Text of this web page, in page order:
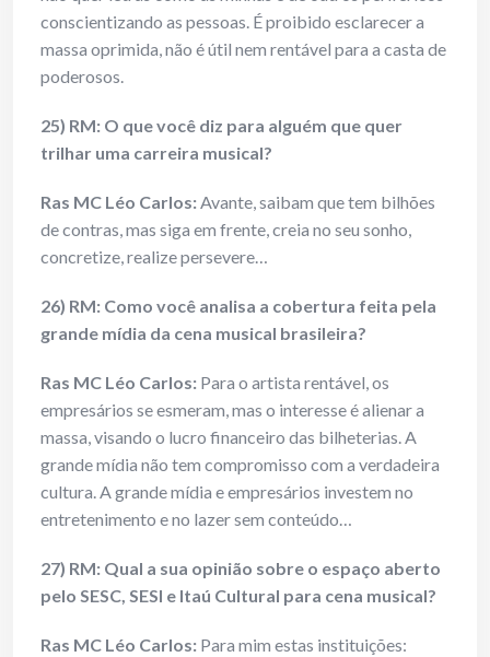
conscientizando as pessoas. É proibido esclarecer a
massa oprimida, não é útil nem rentável para a casta de
poderosos.
25) RM: O que você diz para alguém que quer
trilhar uma carreira musical?
Ras MC Léo Carlos:Avante, saibam que tem bilhões
de contras, mas siga em frente, creia no seu sonho,
concretize, realize persevere…
26) RM: Como você analisa a cobertura feita pela
grande mídia da cena musical brasileira?
Ras MC Léo Carlos: Para o artista rentável, os
empresários se esmeram, mas o interesse é alienar a
massa, visando o lucro financeiro das bilheterias. A
grande mídia não tem compromisso com a verdadeira
cultura. A grande mídia e empresários investem no
entretenimento e no lazer sem conteúdo…
27) RM: Qual a sua opinião sobre o espaço aberto
pelo SESC, SESI e Itaú Cultural para cena musical?
Ras MC Léo Carlos: Para mim estas instituições: